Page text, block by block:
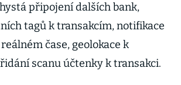
připojení dalších bank,
tagů k transakcím, notifikace
čase, geolokace k
scanu účtenky k transakci.